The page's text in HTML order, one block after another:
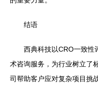
结语
西典科技以CRO一致性
术咨询服务，为行业树立了
司帮助客户应对复杂项目挑